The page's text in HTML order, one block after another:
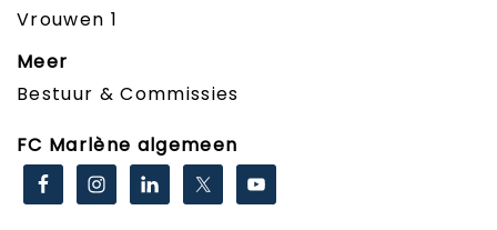
Vrouwen 1
Meer
Bestuur & Commissies
FC Marlène algemeen